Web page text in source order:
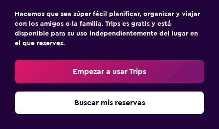
Hacemos que sea súper fácil planificar, organizar y viajar
con los amigos o la familia. Trips es gratis y está
disponible para su uso independientemente del lugar en
el que reserves.
Empezar a usar Trips
Buscar mis reservas